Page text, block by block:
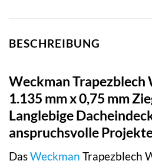
BESCHREIBUNG
Weckman Trapezblech
1.135 mm x 0,75 mm
Langlebige
anspruchsvolle
DasWeckman Trapezblech